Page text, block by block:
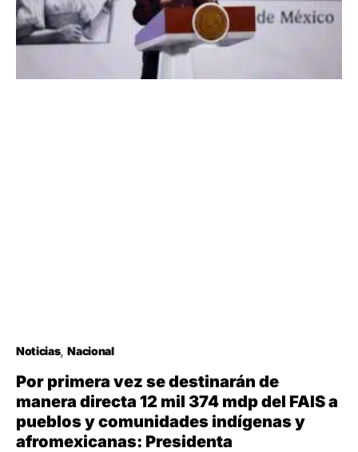
Noticias Nacional
Por primera vez se destinarán de
manera directa 12 mil 374 mdp del FAIS a
pueblos y comunidades indígenas y
afromexicanas: Presidenta